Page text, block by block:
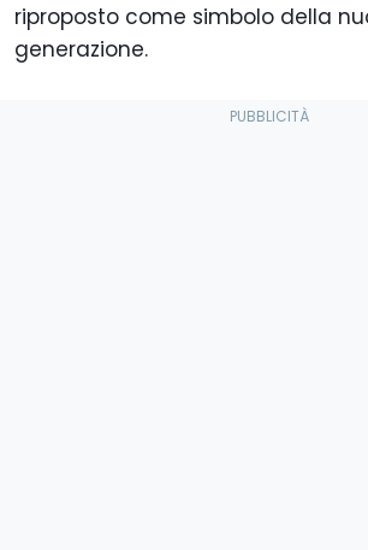
riproposto come simbolo della
generazione.